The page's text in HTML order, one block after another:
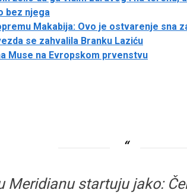
bez njega
Makabija: Ovo je ostvarenje sna
se zahvalila Branku Laziću
Muse na Evropskom prvenstvu
Meridianu startuju jako: